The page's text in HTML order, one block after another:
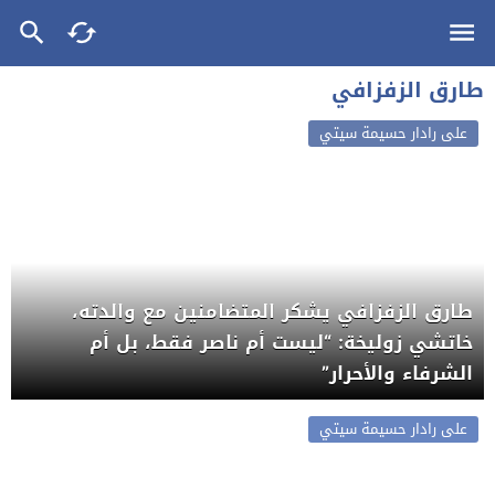
طارق الزفزافي
على رادار حسيمة سيتي
طارق الزفزافي يشكر المتضامنين مع والدته،
خاتشي زوليخة: “ليست أم ناصر فقط، بل أم
الشرفاء والأحرار”
على رادار حسيمة سيتي